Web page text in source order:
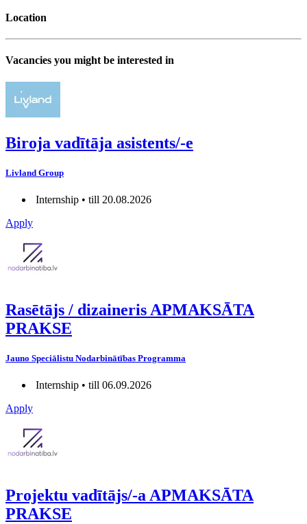
Location
Vacancies you might be interested in
Biroja vadītāja asistents/-e
Livland Group
Internship • till 20.08.2026
Apply
Rasētājs / dizaineris APMAKSĀTA
PRAKSE
Jauno Speciālistu Nodarbinātības Programma
Internship • till 06.09.2026
Apply
Projektu vadītājs/-a APMAKSĀTA
PRAKSE